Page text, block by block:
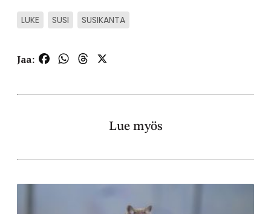
LUKE SUSI SUSIKANTA
Jaa: FacebookWhatsApp
Threads
Lue myös